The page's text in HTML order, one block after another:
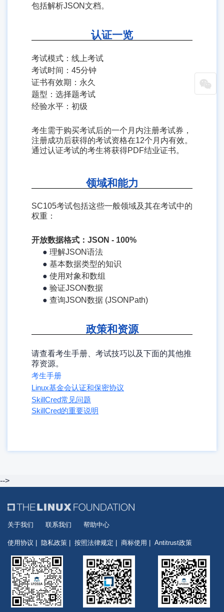
包括解析JSON文档。
认证一览
考试模式：线上考试
考试时间：45分钟
证书有效期：永久
题型：选择题考试
经验水平：初级
考生需于购买考试后的一个月内注册考试券，
注册成功后获得的考试资格在12个月内有效。
通过认证考试的考生将获得PDF结业证书。
领域和能力
SC105考试包括这些一般领域及其在考试中的
权重：
开放数据格式：JSON - 100%
● 理解JSON语法
● 基本数据类型的知识
● 使用对象和数组
● 验证JSON数据
● 查询JSON数据 (JSONPath)
政策和资源
请查看考生手册、考试技巧以及下面的其他推
荐资源。
考生手册
Linux基金会认证和保密协议
SkillCred常见问题
SkillCred的重要说明
-->
关于我们 联系我们 帮助中心
使用协议 隐私政策 按照法律规定 商标使用 Antitrust政策